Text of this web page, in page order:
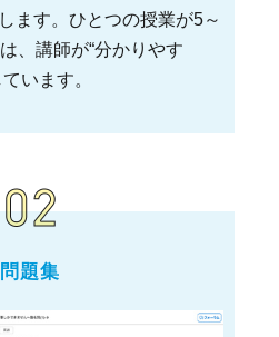
ます。ひとつの授業が5～
、講師が“分かりやす
います。
問題集